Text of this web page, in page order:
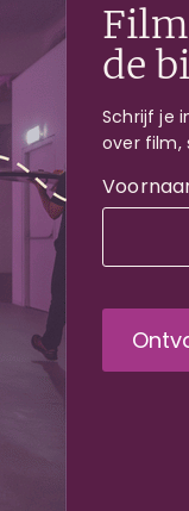
groot scherm of
Een goed plan
en maak
mogelijk
de
Schrijf je
over film,